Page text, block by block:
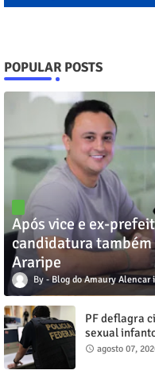
POPULAR POSTS
Após vice e ex-
candidatura também
Araripe
Blog do Amaury Alencar
PF deflagra
sexual
agosto 07,